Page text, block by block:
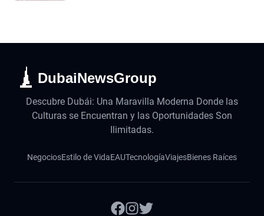
DubaiNewsGroup
Descubre Dubái: Una Maravilla Moderna Donde las
Culturas se Encuentran y las Oportunidades Son
Ilimitadas.
NegociosEstilo de VidaEAUTecnologíaViajesBienes Raíces